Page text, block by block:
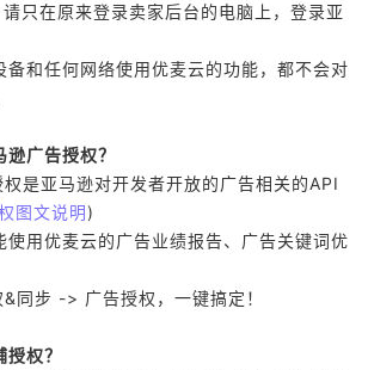
只在原来登录卖家后台的电脑上，登录亚
备和任何网络使用优麦云的功能，都不会对
广告授权？
是亚马逊对开发者开放的广告相关的API
图文说明)
使用优麦云的广告业绩报告、广告关键词优
同步 -> 广告授权，一键搞定！
权？